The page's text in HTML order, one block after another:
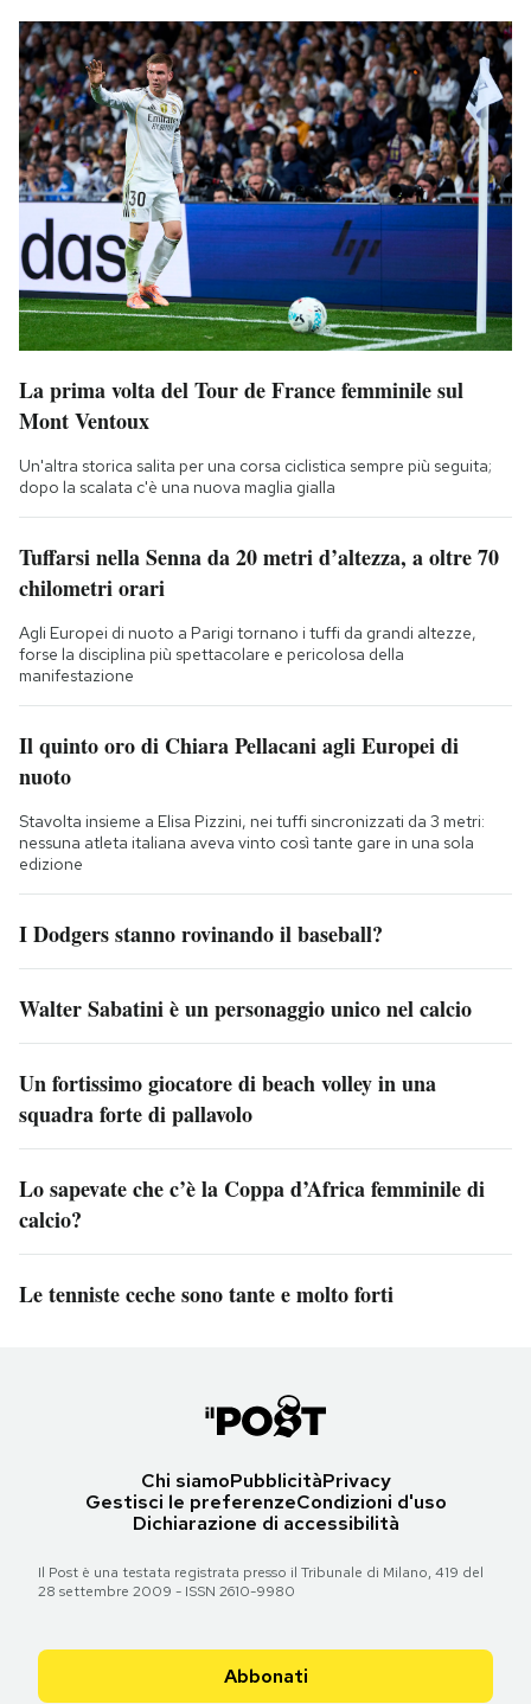
La prima volta del Tour de France femminile sul
Mont Ventoux
Un'altra storica salita per una corsa ciclistica sempre più seguita;
dopo la scalata c'è una nuova maglia gialla
Tuffarsi nella Senna da 20 metri d’altezza, a oltre 70
chilometri orari
Agli Europei di nuoto a Parigi tornano i tuffi da grandi altezze,
forse la disciplina più spettacolare e pericolosa della
manifestazione
Il quinto oro di Chiara Pellacani agli Europei di
nuoto
Stavolta insieme a Elisa Pizzini, nei tuffi sincronizzati da 3 metri:
nessuna atleta italiana aveva vinto così tante gare in una sola
edizione
I Dodgers stanno rovinando il baseball?
Walter Sabatini è un personaggio unico nel calcio
Un fortissimo giocatore di beach volley in una
squadra forte di pallavolo
Lo sapevate che c’è la Coppa d’Africa femminile di
calcio?
Le tenniste ceche sono tante e molto forti
Chi siamoPubblicitàPrivacy
Gestisci le preferenzeCondizioni d'uso
Dichiarazione di accessibilità
Il Post è una testata registrata presso il Tribunale di Milano, 419 del
28 settembre 2009 - ISSN 2610-9980
Abbonati